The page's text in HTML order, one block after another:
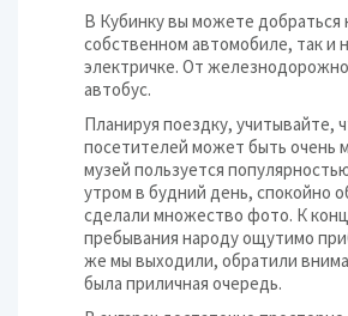
В Кубинку вы можете добраться
собственном автомобиле, так и
электричке. От
автобус.
Планируя поездку, учитывайте,
посетителей может быть очень
музей пользуется
утром в будний день, спокойно
сделали множество фото. К
пребывания народу ощутимо
же мы выходили, обратили
была приличная очередь.